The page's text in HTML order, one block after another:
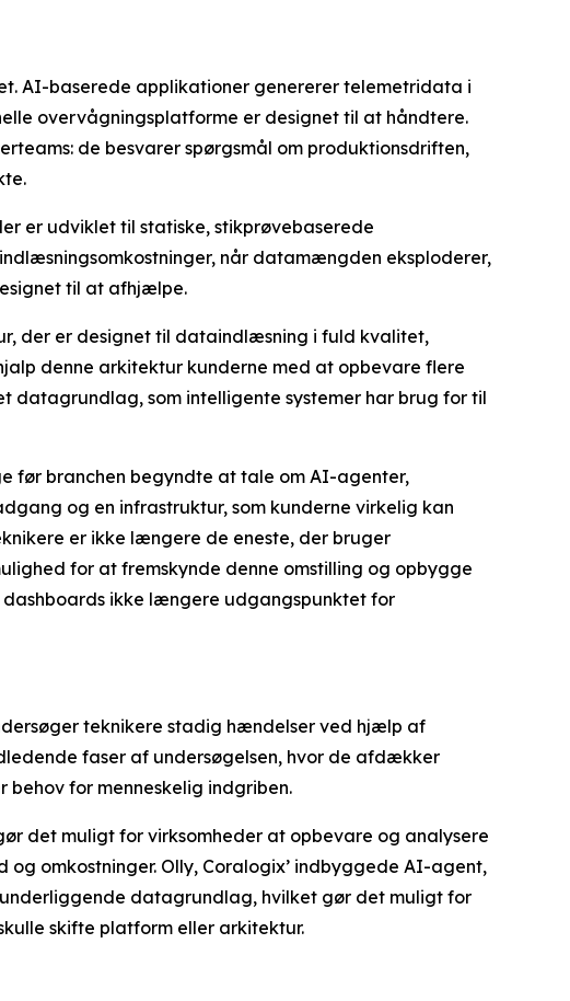
AI-baserede applikationer genererer telemetridata i
overvågningsplatforme er designet til at håndtere.
de besvarer spørgsmål om produktionsdriften,
er udviklet til statiske, stikprøvebaserede
når datamængden eksploderer,
til at afhjælpe.
der er designet til dataindlæsning i fuld kvalitet,
denne arkitektur kunderne med at opbevare flere
som intelligente systemer har brug for til
før branchen begyndte at tale om AI-agenter,
og en infrastruktur, som kunderne virkelig kan
er ikke længere de eneste, der bruger
for at fremskynde denne omstilling og opbygge
ikke længere udgangspunktet for
teknikere stadig hændelser ved hjælp af
faser af undersøgelsen, hvor de afdækker
for menneskelig indgriben.
det muligt for virksomheder at opbevare og analysere
omkostninger. Olly, Coralogix’ indbyggede AI-agent,
datagrundlag, hvilket gør det muligt for
skifte platform eller arkitektur.